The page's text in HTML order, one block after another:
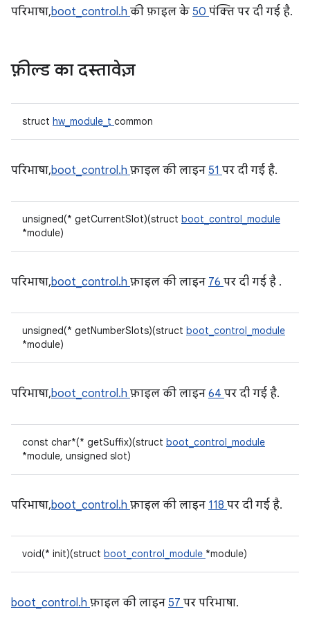
परिभाषा,boot_control.h की फ़ाइल के 50 पंक्ति पर दी गई है.
फ़ील्ड का दस्तावेज़
struct hw_module_t common
परिभाषा,boot_control.h फ़ाइल की लाइन 51 पर दी गई है.
unsigned(* getCurrentSlot)(struct boot_control_module
*module)
परिभाषा,boot_control.h फ़ाइल की लाइन 76 पर दी गई है .
unsigned(* getNumberSlots)(struct boot_control_module
*module)
परिभाषा,boot_control.h फ़ाइल की लाइन 64 पर दी गई है.
const char*(* getSuffix)(struct boot_control_module
*module, unsigned slot)
परिभाषा,boot_control.h फ़ाइल की लाइन 118 पर दी गई है.
void(* init)(struct boot_control_module *module)
boot_control.h फ़ाइल की लाइन 57 पर परिभाषा.